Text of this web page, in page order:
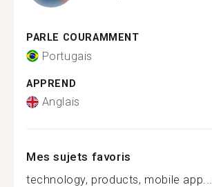
PARLE COURAMMENT
Portugais
APPREND
Anglais
Mes sujets favoris
technology, products, mobile app...